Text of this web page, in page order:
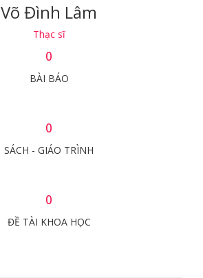
Võ Đình Lâm
Thạc sĩ
0
BÀI BÁO
0
SÁCH - GIÁO TRÌNH
0
ĐỀ TÀI KHOA HỌC